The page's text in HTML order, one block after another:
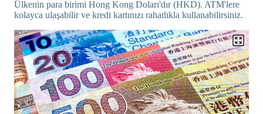
Ülkenin para birimi Hong Kong Doları'dır (HKD). ATM'lere
kolayca ulaşabilir ve kredi kartınızı rahatlıkla kullanabilirsiniz.